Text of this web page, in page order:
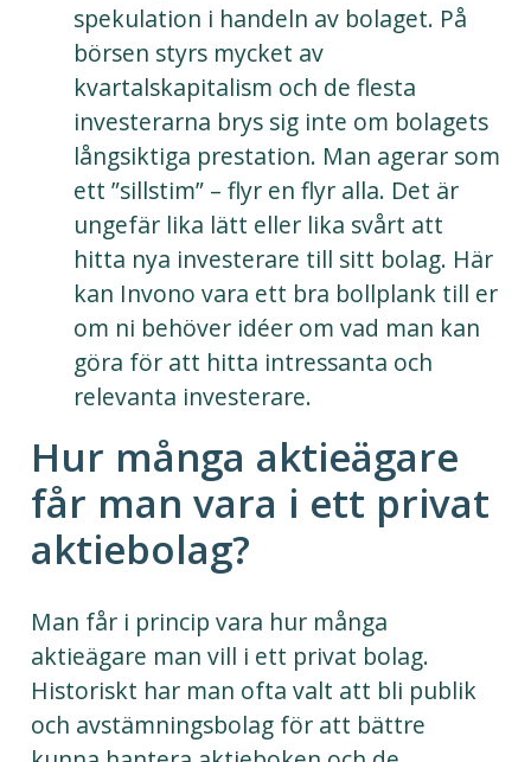
spekulation i handeln av bolaget. På
börsen styrs mycket av
kvartalskapitalism och de flesta
investerarna brys sig inte om bolagets
långsiktiga prestation. Man agerar som
ett ”sillstim” – flyr en flyr alla. Det är
ungefär lika lätt eller lika svårt att
hitta nya investerare till sitt bolag. Här
kan Invono vara ett bra bollplank till er
om ni behöver idéer om vad man kan
göra för att hitta intressanta och
relevanta investerare.
Hur många aktieägare
får man vara i ett privat
aktiebolag?
Man får i princip vara hur många
aktieägare man vill i ett privat bolag.
Historiskt har man ofta valt att bli publik
och avstämningsbolag för att bättre